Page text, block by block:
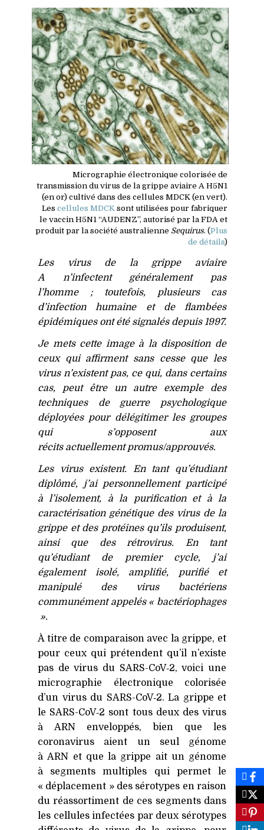
Micrographie électronique colorisée de
transmission du virus de la grippe aviaire A H5N1
(en or) cultivé dans des cellules MDCK (en vert).
Les cellules MDCK sont utilisées pour fabriquer
le vaccin H5N1 “AUDENZ”, autorisé par la FDA et
produit par la société australienne Sequirus. (Plus
de détails)
Les virus de la grippe aviaire
A n’infectent généralement pas
l’homme ; toutefois, plusieurs cas
d’infection humaine et de flambées
épidémiques ont été signalés depuis 1997.
Je mets cette image à la disposition de
ceux qui affirment sans cesse que les
virus n’existent pas, ce qui, dans certains
cas, peut être un autre exemple des
techniques de guerre psychologique
déployées pour délégitimer les groupes
qui s’opposent aux
récits actuellement promus/approuvés.
Les virus existent. En tant qu’étudiant
diplômé, j’ai personnellement participé
à l’isolement, à la purification et à la
caractérisation génétique des virus de la
grippe et des protéines qu’ils produisent,
ainsi que des rétrovirus. En tant
qu’étudiant de premier cycle, j’ai
également isolé, amplifié, purifié et
manipulé des virus bactériens
communément appelés « bactériophages
».
À titre de comparaison avec la grippe, et
pour ceux qui prétendent qu’il n’existe
pas de virus du SARS-CoV‑2, voici une
micrographie électronique colorisée
d’un virus du SARS-CoV‑2. La grippe et
le SARS-CoV‑2 sont tous deux des virus
àARN
enveloppés, bien que les
coronavirus aient un seul génome
àARN
et que la grippe ait un génome
à segments multiples qui permet le
« déplacement » des sérotypes en raison
du réassortiment de ces segments dans
les cellules infectées par deux sérotypes